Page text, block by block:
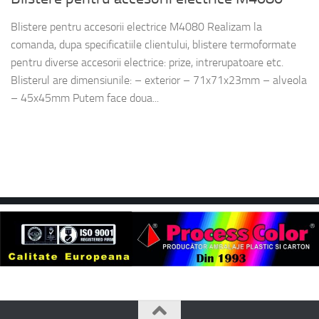
Blistere pentru accesorii electrice M4080 Realizam la
comanda, dupa specificatiile clientului, blistere termoformate
pentru diverse accesorii electrice: prize, intrerupatoare etc.
Blisterul are dimensiunile: – exterior – 71x71x23mm – alveola
– 45x45mm Putem face doua...